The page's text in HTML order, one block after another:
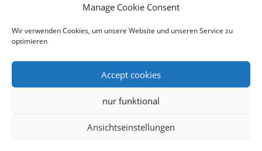
Manage Cookie Consent
Wir verwenden Cookies, um unsere Website und unseren Service zu
optimieren
Accept cookies
nur funktional
Ansichtseinstellungen